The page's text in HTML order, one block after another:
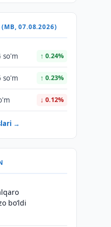
(MB, 07.08.2026)
so'm ↑ 0.24%
so'm ↑ 0.23%
↓ 0.12%
→
bo‘ldi